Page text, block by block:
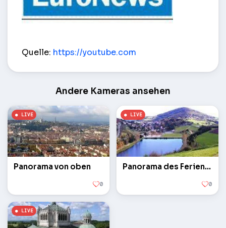
Quelle: https://youtube.com
Andere Kameras ansehen
Panorama von oben
0
Panorama des Ferienortes Jeron
0